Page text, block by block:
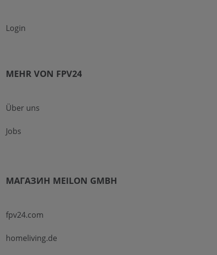
Login
MEHR VON FPV24
Über uns
Jobs
МАГАЗИН MEILON GMBH
fpv24.com
homeliving.de